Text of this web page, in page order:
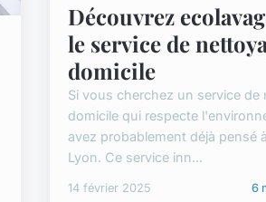
Découvrez
le service de
domicile
Si vous cherchez un service de
domicile qui respecte
avez probablement déjà pensé
Lyon. Ce service inn...
14 février 2025 6